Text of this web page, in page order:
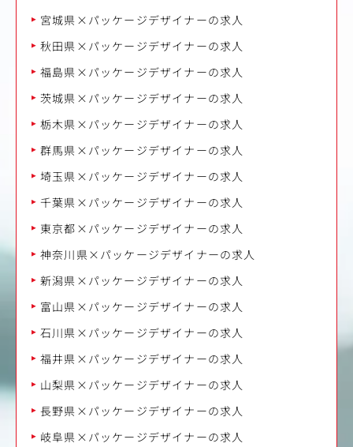
宮城県×パッケージデザイナーの求人
秋田県×パッケージデザイナーの求人
福島県×パッケージデザイナーの求人
茨城県×パッケージデザイナーの求人
栃木県×パッケージデザイナーの求人
群馬県×パッケージデザイナーの求人
埼玉県×パッケージデザイナーの求人
千葉県×パッケージデザイナーの求人
東京都×パッケージデザイナーの求人
神奈川県×パッケージデザイナーの求人
新潟県×パッケージデザイナーの求人
富山県×パッケージデザイナーの求人
石川県×パッケージデザイナーの求人
福井県×パッケージデザイナーの求人
山梨県×パッケージデザイナーの求人
長野県×パッケージデザイナーの求人
岐阜県×パッケージデザイナーの求人